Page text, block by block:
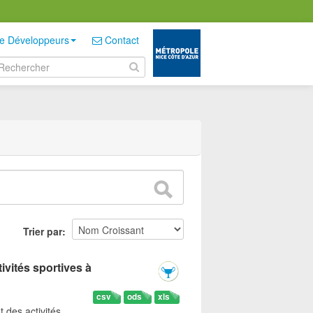
Développeurs Contact
Trier par
sportives à
xls
ods
csv